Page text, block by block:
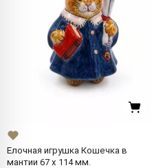
Елочная игрушка Кошечка в
мантии 67 x 114 мм.